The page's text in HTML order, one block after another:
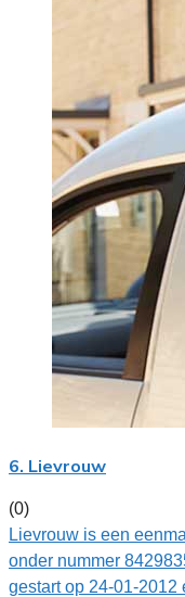
6. Lievrouw
(0)
Lievrouw is een
onder nummer
gestart op 24-01-